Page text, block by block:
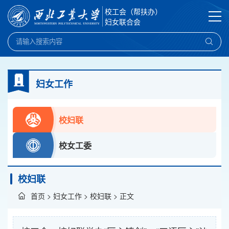
校工会（帮扶办）
妇女联合会
妇女工作
校妇联
校女工委
校妇联
首页 > 妇女工作 > 校妇联 > 正文